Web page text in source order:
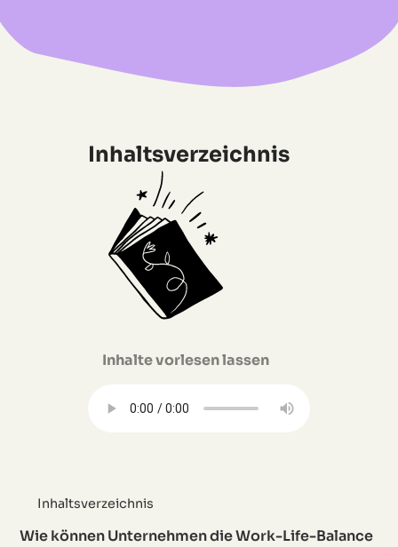
Inhaltsverzeichnis
Inhalte vorlesen lassen
Inhaltsverzeichnis
Wie können Unternehmen die Work-Life-Balance